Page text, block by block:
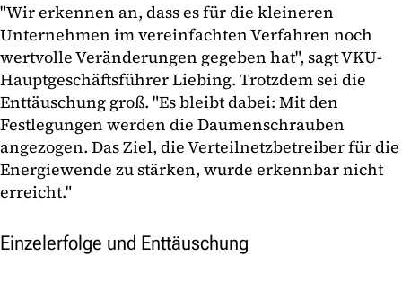
"Wir erkennen an, dass es für die kleineren
Unternehmen im vereinfachten Verfahren noch
wertvolle Veränderungen gegeben hat", sagt VKU-
Hauptgeschäftsführer Liebing. Trotzdem sei die
Enttäuschung groß. "Es bleibt dabei: Mit den
Festlegungen werden die Daumenschrauben
angezogen. Das Ziel, die Verteilnetzbetreiber für die
Energiewende zu stärken, wurde erkennbar nicht
erreicht."
Einzelerfolge und Enttäuschung